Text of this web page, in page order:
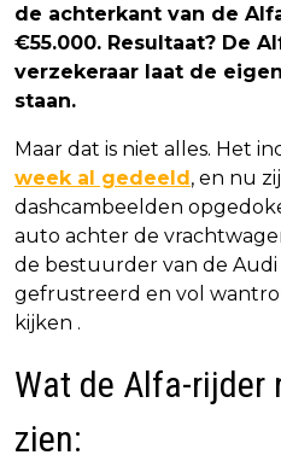
de achterkant van de
€55.000. Resultaat? De
verzekeraar laat de
staan.
Maar dat is niet alles. Het
week al gedeeld, en nu
dashcambeelden
auto achter de
de bestuurder van de
gefrustreerd en vol
kijken .
Wat de Alfa-rijder
zien: